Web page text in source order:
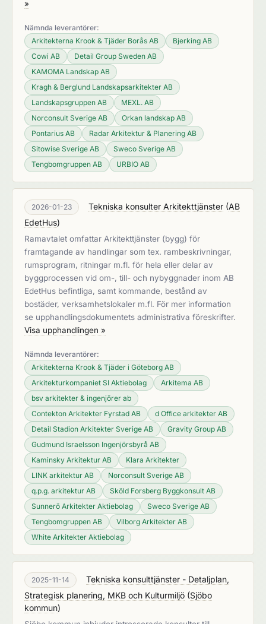
»
Nämnda leverantörer:
Arkitekterna Krook & Tjäder Borås AB
Bjerking AB
Cowi AB
Detail Group Sweden AB
KAMOMA Landskap AB
Kragh & Berglund Landskapsarkitekter AB
Landskapsgruppen AB
MEXL. AB
Norconsult Sverige AB
Orkan landskap AB
Pontarius AB
Radar Arkitektur & Planering AB
Sitowise Sverige AB
Sweco Sverige AB
Tengbomgruppen AB
URBIO AB
2026-01-23 Tekniska konsulter Arkitekttjänster (AB
EdetHus)
Ramavtalet omfattar Arkitekttjänster (bygg) för
framtagande av handlingar som tex. rambeskrivningar,
rumsprogram, ritningar m.fl. för hela eller delar av
byggprocessen vid om-, till- och nybyggnader inom AB
EdetHus befintliga, samt kommande, bestånd av
bostäder, verksamhetslokaler m.fl. För mer information
se upphandlingsdokumentets administrativa föreskrifter.
Visa upphandlingen »
Nämnda leverantörer:
Arkitekterna Krook & Tjäder i Göteborg AB
Arkitekturkompaniet SI Aktiebolag
Arkitema AB
bsv arkitekter & ingenjörer ab
Contekton Arkitekter Fyrstad AB
d Office arkitekter AB
Detail Stadion Arkitekter Sverige AB
Gravity Group AB
Gudmund Israelsson Ingenjörsbyrå AB
Kaminsky Arkitektur AB
Klara Arkitekter
LINK arkitektur AB
Norconsult Sverige AB
q.p.g. arkitektur AB
Sköld Forsberg Byggkonsult AB
Sunnerö Arkitekter Aktiebolag
Sweco Sverige AB
Tengbomgruppen AB
Vilborg Arkitekter AB
White Arkitekter Aktiebolag
2025-11-14
Tekniska konsulttjänster - Detaljplan,
Strategisk planering, MKB och Kulturmiljö (Sjöbo
kommun)